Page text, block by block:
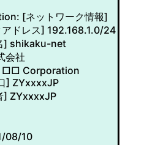
[ネットワーク情報]
ドレス] 192.168.1.0/24
] shikaku-net
会社
□□ Corporation
] ZYxxxxJP
] ZYxxxxJP
08/10